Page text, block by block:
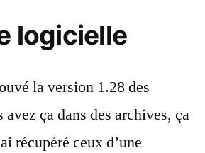
logicielle
la version 1.28 des
ça dans des archives, ça
récupéré ceux d’une